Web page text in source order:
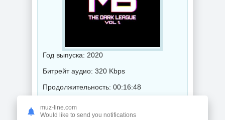
Год выпуска: 2020
Битрейт аудио: 320 Kbps
Продолжительность: 00:16:48
Музыка 2021 года / Популярная музыка / Дабстеп музыка
muz-line.com
Would like to send you notifications